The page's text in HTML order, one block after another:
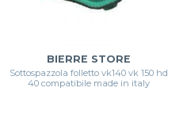
BIERRE STORE
Sottospazzola folletto vk140 vk 150 hd
40 compatibile made in italy